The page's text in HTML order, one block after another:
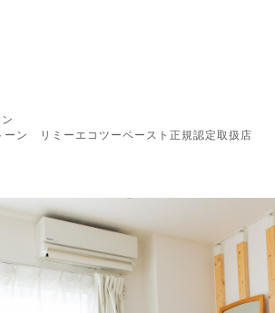
ン リミーエコツーペースト正規認定取扱店